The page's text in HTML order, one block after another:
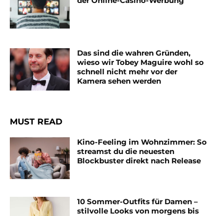
Das sind die wahren Gründen,
wieso wir Tobey Maguire wohl so
schnell nicht mehr vor der
Kamera sehen werden
MUST READ
Kino-Feeling im Wohnzimmer: So
streamst du die neuesten
Blockbuster direkt nach Release
10 Sommer-Outfits für Damen –
stilvolle Looks von morgens bis